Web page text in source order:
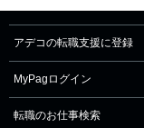
アデコの転職支援に登録
MyPagログイン
転職のお仕事検索